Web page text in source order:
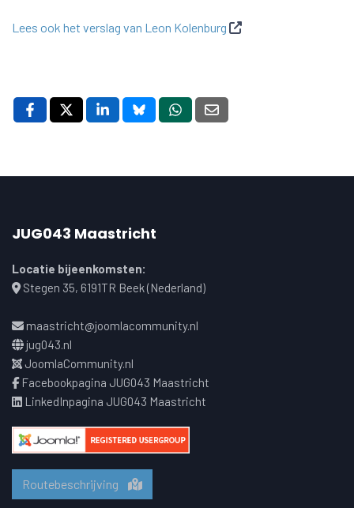
Lees ook het verslag van Leon Kolenburg
JUG043 Maastricht
Locatie bijeenkomsten:
Stegen 35, 6191TR Beek (Nederland)
maastricht@joomlacommunity.nl
jug043.nl
JoomlaCommunity.nl
Facebookpagina JUG043 Maastricht
LinkedInpagina JUG043 Maastricht
Routebeschrijving